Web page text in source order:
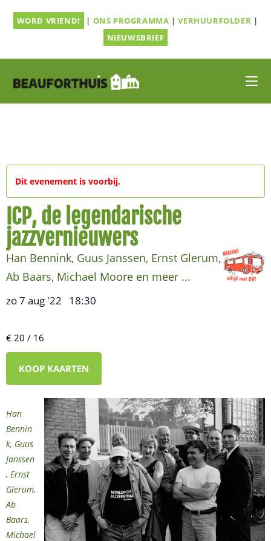
naarWORD VRIEND! | ONS PROGRAMMA |VERHUURFOLDER |
NIEUWSBRIEF
Dit evenement is voorbij.
ICP, de legendarische
jazzvernieuwers
Han Bennink, Guus Janssen, Ernst Glerum,
Ab Baars, Michael Moore en meer ...
zo 7 aug '22 18:30
€ 20 / 16
KOOP KAARTEN
Han
Bennin
k, Guus
Janssen
, Ernst
Glerum,
Ab
Baars,
Michael